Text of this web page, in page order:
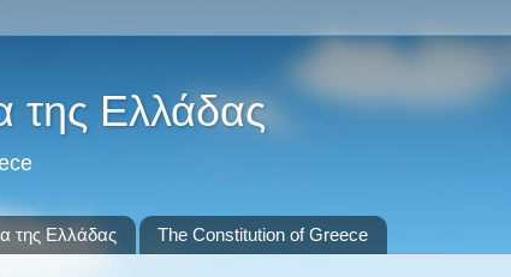
της Ελλάδας
της Ελλάδας The Constitution of Greece